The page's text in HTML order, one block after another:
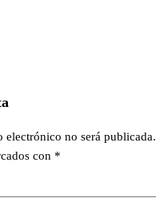
electrónico no será publicada.
con *